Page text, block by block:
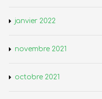
janvier 2022
novembre 2021
octobre 2021